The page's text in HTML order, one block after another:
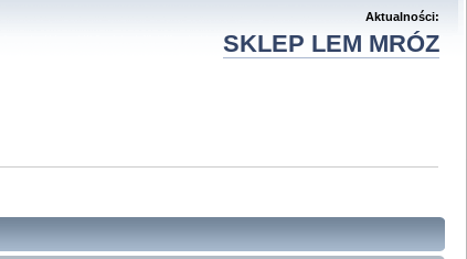
Aktualności:
SKLEP LEM MRÓZ